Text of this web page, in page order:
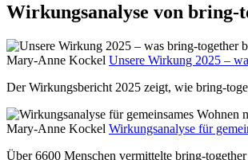
Wirkungsanalyse von bring-
Mary-Anne Kockel Unsere Wirkung 2025 –
Der Wirkungsbericht 2025 zeigt, wie bring-
Mary-Anne Kockel Wirkungsanalyse für
Über 6600 Menschen vermittelte bring-